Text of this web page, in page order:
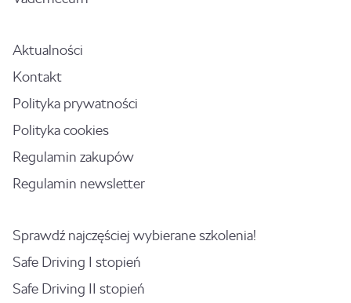
Aktualności
Kontakt
Polityka prywatności
Polityka cookies
Regulamin zakupów
Regulamin newsletter
Sprawdź najczęściej wybierane szkolenia!
Safe Driving I stopień
Safe Driving II stopień